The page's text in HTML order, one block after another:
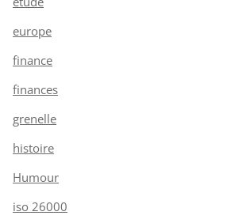
europe
finance
finances
grenelle
histoire
Humour
iso 26000